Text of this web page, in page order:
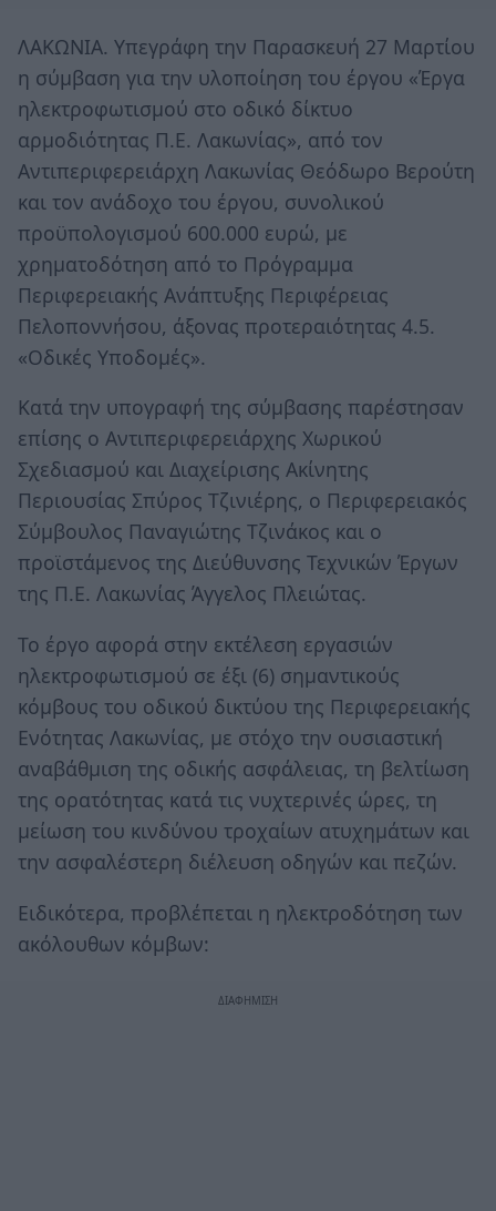
ΛΑΚΩΝΙΑ. Υπεγράφη την Παρασκευή 27 Μαρτίου
η σύμβαση για την υλοποίηση του έργου «Έργα
ηλεκτροφωτισμού στο οδικό δίκτυο
αρμοδιότητας Π.Ε. Λακωνίας», από τον
Αντιπεριφερειάρχη Λακωνίας Θεόδωρο Βερούτη
και τον ανάδοχο του έργου, συνολικού
προϋπολογισμού 600.000 ευρώ, με
χρηματοδότηση από το Πρόγραμμα
Περιφερειακής Ανάπτυξης Περιφέρειας
Πελοποννήσου, άξονας προτεραιότητας 4.5.
«Οδικές Υποδομές».
Κατά την υπογραφή της σύμβασης παρέστησαν
επίσης ο Αντιπεριφερειάρχης Χωρικού
Σχεδιασμού και Διαχείρισης Ακίνητης
Περιουσίας Σπύρος Τζινιέρης, ο Περιφερειακός
Σύμβουλος Παναγιώτης Τζινάκος και ο
προϊστάμενος της Διεύθυνσης Τεχνικών Έργων
της Π.Ε. Λακωνίας Άγγελος Πλειώτας.
Το έργο αφορά στην εκτέλεση εργασιών
ηλεκτροφωτισμού σε έξι (6) σημαντικούς
κόμβους του οδικού δικτύου της Περιφερειακής
Ενότητας Λακωνίας, με στόχο την ουσιαστική
αναβάθμιση της οδικής ασφάλειας, τη βελτίωση
της ορατότητας κατά τις νυχτερινές ώρες, τη
μείωση του κινδύνου τροχαίων ατυχημάτων και
την ασφαλέστερη διέλευση οδηγών και πεζών.
Ειδικότερα, προβλέπεται η ηλεκτροδότηση των
ακόλουθων κόμβων: